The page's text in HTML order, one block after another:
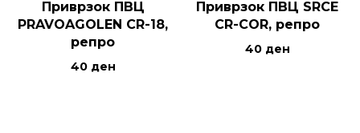
Приврзок ПВЦ
PRAVOAGOLEN CR-18,
репро
40 ден
Приврзок ПВЦ SRCE
CR-COR, репро
40 ден